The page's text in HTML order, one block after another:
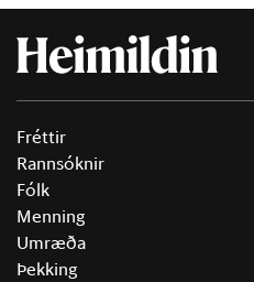
Fréttir
Rannsóknir
Fólk
Menning
Umræða
Þekking